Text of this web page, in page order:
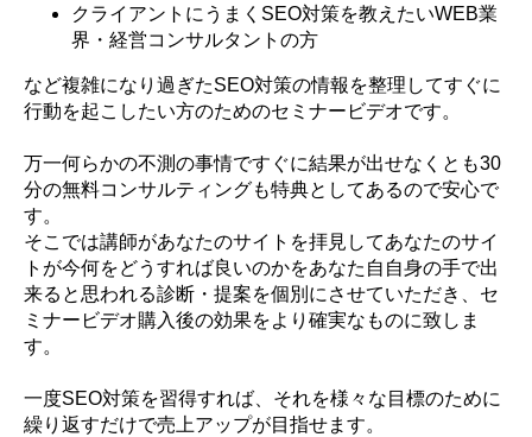
クライアントにうまくSEO対策を教えたいWEB業
界・経営コンサルタントの方
など複雑になり過ぎたSEO対策の情報を整理してすぐに
行動を起こしたい方のためのセミナービデオです。
万一何らかの不測の事情ですぐに結果が出せなくとも30
分の無料コンサルティングも特典としてあるので安心で
す。
そこでは講師があなたのサイトを拝見してあなたのサイ
トが今何をどうすれば良いのかをあなた自自身の手で出
来ると思われる診断・提案を個別にさせていただき、セ
ミナービデオ購入後の効果をより確実なものに致しま
す。
一度SEO対策を習得すれば、それを様々な目標のために
繰り返すだけで売上アップが目指せます。